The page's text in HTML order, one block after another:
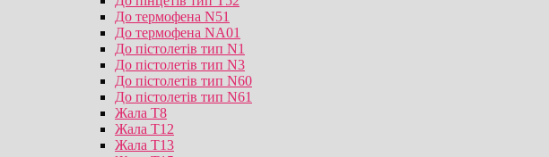
До термофена N51
До термофена NA01
До пістолетів тип N1
До пістолетів тип N3
До пістолетів тип N60
До пістолетів тип N61
Жала T8
Жала T12
Жала T13